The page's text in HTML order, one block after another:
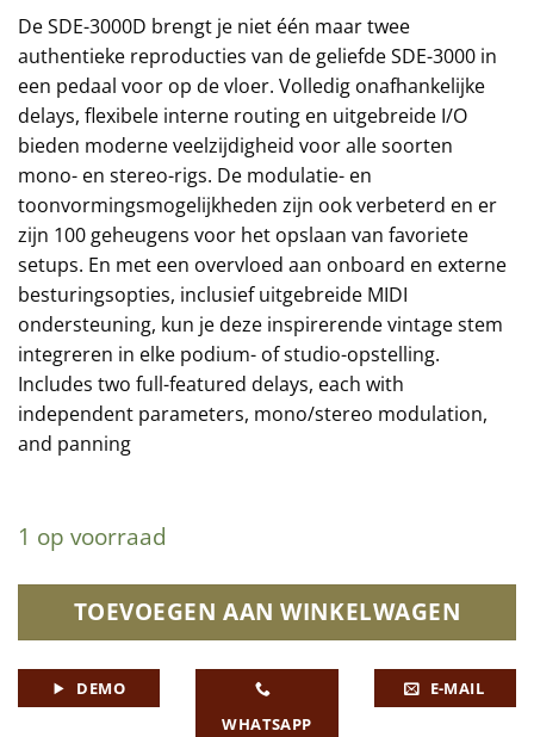
De SDE-3000D brengt je niet één maar twee
authentieke reproducties van de geliefde SDE-3000 in
een pedaal voor op de vloer. Volledig onafhankelijke
delays, flexibele interne routing en uitgebreide I/O
bieden moderne veelzijdigheid voor alle soorten
mono- en stereo-rigs. De modulatie- en
toonvormingsmogelijkheden zijn ook verbeterd en er
zijn 100 geheugens voor het opslaan van favoriete
setups. En met een overvloed aan onboard en externe
besturingsopties, inclusief uitgebreide MIDI
ondersteuning, kun je deze inspirerende vintage stem
integreren in elke podium- of studio-opstelling.
Includes two full-featured delays, each with
independent parameters, mono/stereo modulation,
and panning
1 op voorraad
TOEVOEGEN AAN WINKELWAGEN
DEMO
WHATSAPP
E-MAIL